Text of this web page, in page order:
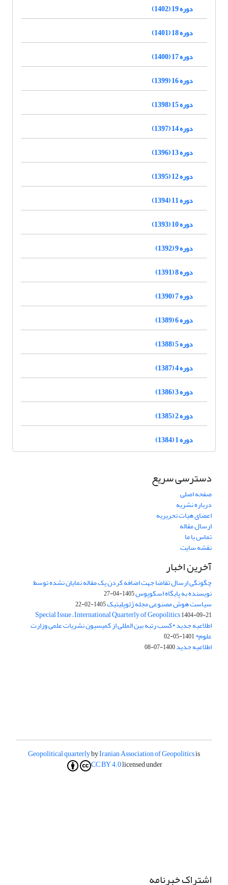
دوره 19 (1402)
دوره 18 (1401)
دوره 17 (1400)
دوره 16 (1399)
دوره 15 (1398)
دوره 14 (1397)
دوره 13 (1396)
دوره 12 (1395)
دوره 11 (1394)
دوره 10 (1393)
دوره 9 (1392)
دوره 8 (1391)
دوره 7 (1390)
دوره 6 (1389)
دوره 5 (1388)
دوره 4 (1387)
دوره 3 (1386)
دوره 2 (1385)
دوره 1 (1384)
دسترسی سریع
صفحه اصلی
درباره نشریه
اعضای هیات تحریریه
ارسال مقاله
تماس با ما
نقشه سایت
آخرین اخبار
چگونگی ارسال تقاضا جهت اضافه کردن یک مقاله نمایان نشده توسط
نویسنده به پایگاه اسکوپوس1405-04-27
سیاست هوش مصنوعی مجله ژئوپلیتیک1405-02-22
Special Issue – International Quarterly of Geopolitics1404-09-21
اطلاعیه جدید *کسب رتبه بین المللی از کمیسیون نشریات علمی وزارت
علوم*1401-05-02
اطلاعیه جدید1400-07-08
Geopolitical quarterlybyIranian Association of Geopoliticsis
licensed under
CC BY 4.0
اشتراک خبرنامه